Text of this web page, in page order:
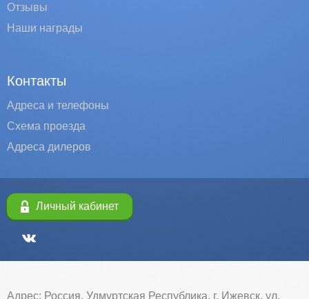
Отзывы
Наши награды
Контакты
Адреса и телефоны
Схема проезда
Адреса дилеров
Личный кабинет
Адрес: Россия, Удмуртская Республика, г. Ижевск, ул.